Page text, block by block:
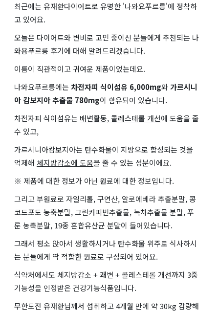
최근에는 유재환다이어트로 유명한 '나와요푸르릉'에 정착하
고 있어요.
오늘은 다이어트와 변비로 고민 중이신 분들에게 추천되는 나
와용푸르릉 후기에 대해 알려드리겠습니다.
이름이 직관적이고 귀여운 제품이었는데요.
나와요푸르릉에는 차전자피 식이섬유 6,000mg와가르시니
아 캄보지아 추출물 780mg이 함유되어 있습니다.
차전자피 식이섬유는 배변활동, 콜레스테롤 개선에 도움을 줄
수 있고,
가르시니아캄보지아는 탄수화물이 지방으로 합성되는 것을
억제해 체지방감소에 도움을 줄 수 있는 성분이에요.
※ 제품에 대한 정보가 아닌 원료에 대한 정보입니다.
그리고 부원료로 자일리톨, 구연산, 알로에베라 추출분말, 콩
코드포도 농축분말, 그린커피빈추출물, 녹차추출물 분말, 푸
룬 농축분말, 19종 혼합유산균 분말이 들어있습니다.
그래서 평소 앉아서 생활하시거나 탄수화물 위주로 식사하시
는 분들에게 딱 적합한 원료로 구성되어 있어요.
식약처에서도 체지방감소 + 쾌변 + 콜레스테롤 개선까지 3중
기능성을 인정받은 건강기능식품입니다.
무한도전 유재환님께서 섭취하고 4개월 만에 약 30kg 감량해